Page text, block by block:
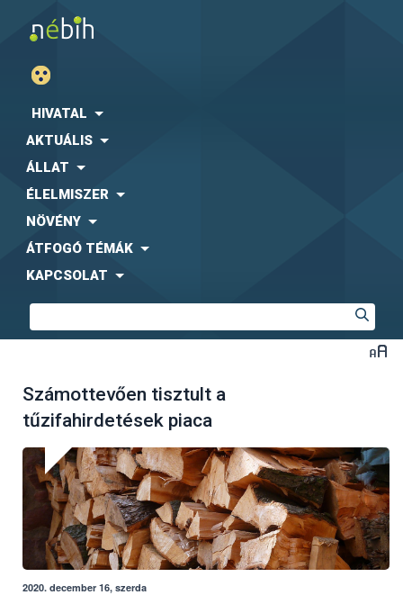
HIVATAL
AKTUÁLIS
ÁLLAT
ÉLELMISZER
NÖVÉNY
ÁTFOGÓ TÉMÁK
KAPCSOLAT
Számottevően tisztult a
tűzifahirdetések piaca
2020. december 16, szerda